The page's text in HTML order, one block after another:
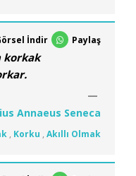
İndir Paylaş
korkak
Annaeus Seneca
, Korku , Akıllı Olmak